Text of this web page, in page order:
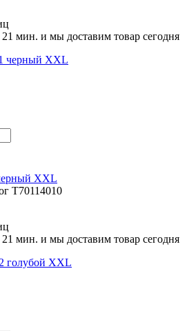
21 мин. и мы доставим товар сегодня
XXL
T70114010
21 мин. и мы доставим товар сегодня